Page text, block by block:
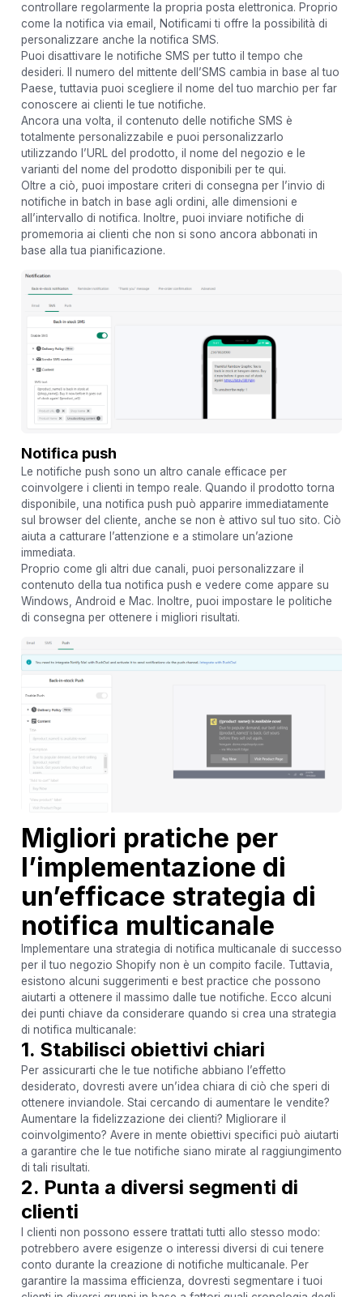
controllare regolarmente la propria posta elettronica. Proprio
come la notifica via email, Notificami ti offre la possibilità di
personalizzare anche la notifica SMS.
Puoi disattivare le notifiche SMS per tutto il tempo che
desideri. Il numero del mittente dell’SMS cambia in base al tuo
Paese, tuttavia puoi scegliere il nome del tuo marchio per far
conoscere ai clienti le tue notifiche.
Ancora una volta, il contenuto delle notifiche SMS è
totalmente personalizzabile e puoi personalizzarlo
utilizzando l’URL del prodotto, il nome del negozio e le
varianti del nome del prodotto disponibili per te qui.
Oltre a ciò, puoi impostare criteri di consegna per l’invio di
notifiche in batch in base agli ordini, alle dimensioni e
all’intervallo di notifica. Inoltre, puoi inviare notifiche di
promemoria ai clienti che non si sono ancora abbonati in
base alla tua pianificazione.
Notifica push
Le notifiche push sono un altro canale efficace per
coinvolgere i clienti in tempo reale. Quando il prodotto torna
disponibile, una notifica push può apparire immediatamente
sul browser del cliente, anche se non è attivo sul tuo sito. Ciò
aiuta a catturare l’attenzione e a stimolare un’azione
immediata.
Proprio come gli altri due canali, puoi personalizzare il
contenuto della tua notifica push e vedere come appare su
Windows, Android e Mac. Inoltre, puoi impostare le politiche
di consegna per ottenere i migliori risultati.
Migliori pratiche per
l’implementazione di
un’efficace strategia di
notifica multicanale
Implementare una strategia di notifica multicanale di successo
per il tuo negozio Shopify non è un compito facile. Tuttavia,
esistono alcuni suggerimenti e best practice che possono
aiutarti a ottenere il massimo dalle tue notifiche. Ecco alcuni
dei punti chiave da considerare quando si crea una strategia
di notifica multicanale:
1. Stabilisci obiettivi chiari
Per assicurarti che le tue notifiche abbiano l’effetto
desiderato, dovresti avere un’idea chiara di ciò che speri di
ottenere inviandole. Stai cercando di aumentare le vendite?
Aumentare la fidelizzazione dei clienti? Migliorare il
coinvolgimento? Avere in mente obiettivi specifici può aiutarti
a garantire che le tue notifiche siano mirate al raggiungimento
di tali risultati.
2. Punta a diversi segmenti di
clienti
I clienti non possono essere trattati tutti allo stesso modo:
potrebbero avere esigenze o interessi diversi di cui tenere
conto durante la creazione di notifiche multicanale. Per
garantire la massima efficienza, dovresti segmentare i tuoi